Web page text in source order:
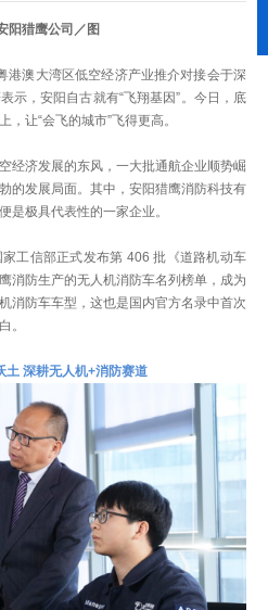
猎鹰公司／图
澳大湾区低空经济产业推介对接会于深
示，安阳自古就有“飞翔基因”。今日，底
让“会飞的城市”飞得更高。
经济发展的东风，一大批通航企业顺势崛
的发展局面。其中，安阳猎鹰消防科技有
是极具代表性的一家企业。
工信部正式发布第 406 批《道路机动车
消防生产的无人机消防车名列榜单，成为
消防车车型，这也是国内官方名录中首次
。
土 深耕无人机+消防赛道